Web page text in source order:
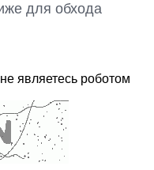
для обхода
являетесь роботом